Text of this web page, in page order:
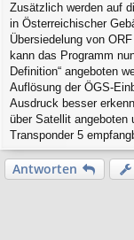
Zusätzlich werden auf
in Österreichischer
Übersiedelung von
kann das Programm
Definition“ angeboten
Auflösung der ÖGS-
Ausdruck besser
über Satellit angeboten
Transponder 5
Antworten